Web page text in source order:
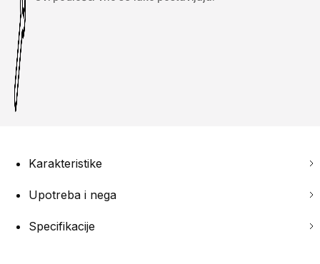
Karakteristike
Upotreba i nega
Specifikacije